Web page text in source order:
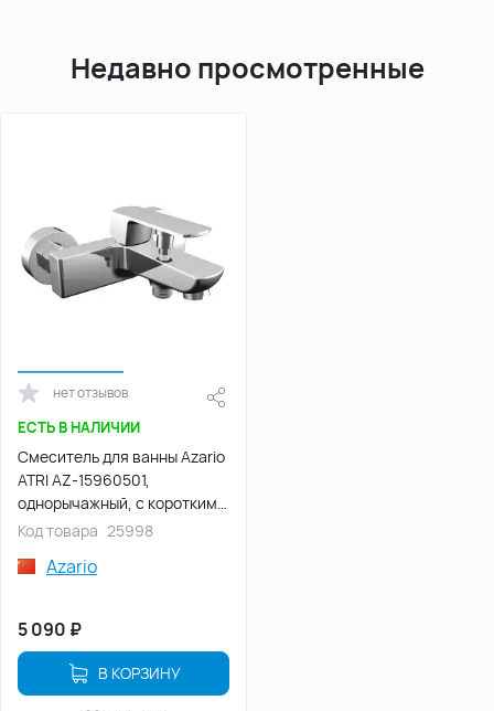
Недавно просмотренные
нет отзывов
ЕСТЬ В НАЛИЧИИ
Смеситель для ванны Azario
ATRI AZ-15960501,
однорычажный, с коротким
изливом, Хром
Код товара 25998
Azario
5 090 ₽
В КОРЗИНУ